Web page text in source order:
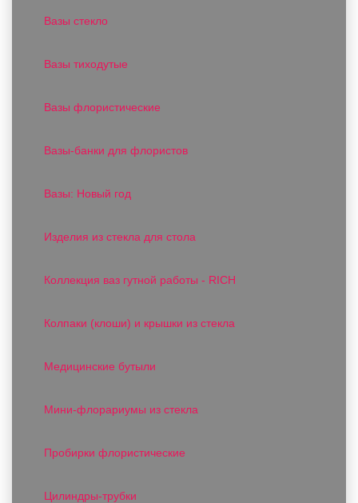
Вазы стекло
Вазы тиходутые
Вазы флористические
Вазы-банки для флористов
Вазы: Новый год
Изделия из стекла для стола
Коллекция ваз гутной работы - RICH
Колпаки (клоши) и крышки из стекла
Медицинские бутыли
Мини-флорариумы из стекла
Пробирки флористические
Цилиндры-трубки